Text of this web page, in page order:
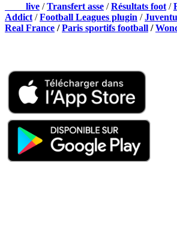
live /Transfert asse /Résultats foot /
Addict /Football Leagues plugin /
Real France /Paris sportifs football /